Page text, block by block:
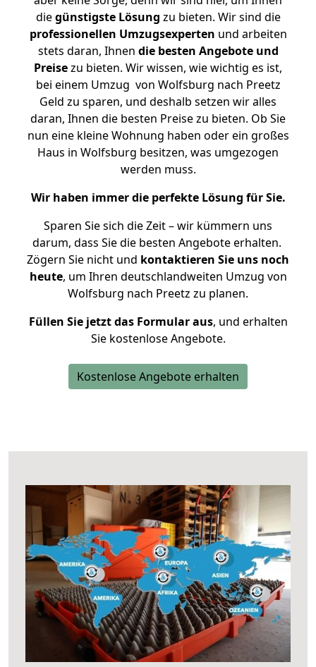
diegünstigste Lösung zu bieten. Wir sind die
professionellen Umzugsexperten und arbeiten
stets daran, Ihnen die besten Angebote und
Preisezu bieten. Wir wissen, wie wichtig es ist,
bei einem Umzug von Wolfsburg nach Preetz
Geld zu sparen, und deshalb setzen wir alles
daran, Ihnen die besten Preise zu bieten. Ob Sie
nun eine kleine Wohnung haben oder ein großes
Haus in Wolfsburg besitzen, was umgezogen
werden muss.
Wir haben immer die perfekte Lösung für Sie.
Sparen Sie sich die Zeit – wir kümmern uns
darum, dass Sie die besten Angebote erhalten.
Zögern Sie nicht und kontaktieren Sie uns noch
heute, um Ihren deutschlandweiten Umzug von
Wolfsburg nach Preetz zu planen.
Füllen Sie jetzt das Formular aus, und erhalten
Sie kostenlose Angebote.
Kostenlose Angebote erhalten